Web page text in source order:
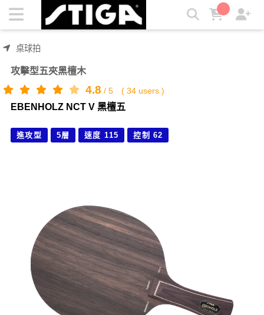
EBENHOLZ NCT V 黑檀五 | STIGA
桌球拍
攻擊型五夾黑檀木
4.8 / 5 ( 34 users )
EBENHOLZ NCT V 黑檀五
進攻型 5層 速度 115 控制 62